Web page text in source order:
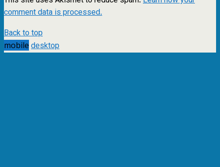
comment data is processed.
Back to top
mobile desktop